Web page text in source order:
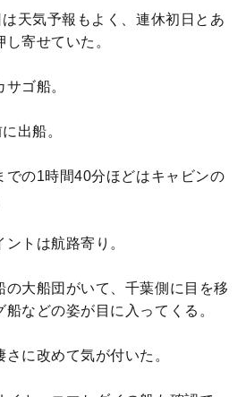
天気予報もよく、連休初日とあ
寄せていた。
ゴ船。
出船。
での1時間40分ほどはキャビンの
トは航路寄り。
の大船団がいて、千葉側に目を移
などの姿が目に入ってくる。
に改めて気が付いた。